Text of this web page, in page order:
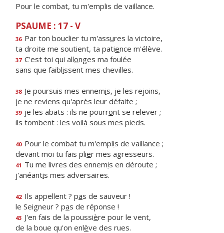
Pour le combat, tu m'emplis de vaillance.
PSAUME : 17 - V
36 Par ton bouclier tu m'assures la victoire,
ta droite me soutient, ta patience m'élève.
37 C'est toi qui allonges ma foulée
sans que faiblissent mes chevilles.
38 Je poursuis mes ennemis, je les rejoins,
je ne reviens qu'après leur défaite ;
39 je les abats : ils ne pourront se relever ;
ils tombent : les voilà sous mes pieds.
40 Pour le combat tu m'emplis de vaillance ;
devant moi tu fais plier mes agresseurs.
41 Tu me livres des ennemis en déroute ;
j'anéantis mes adversaires.
42 Ils appellent ? pas de sauveur !
le Seigneur ? pas de réponse !
43 J'en fais de la poussière pour le vent,
de la boue qu'on enlève des rues.